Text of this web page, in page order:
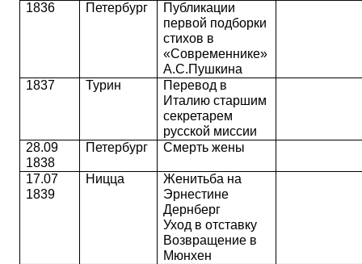
1836
Петербург
Публикации
первой подборки
стихов в
«Современнике»
А.С.Пушкина
1837
Турин
Перевод в
Италию старшим
секретарем
русской миссии
28.09
1838
Петербург Смерть жены
17.07
1839
Ницца
Женитьба на
Эрнестине
Дернберг
Уход в отставку
Возвращение в
Мюнхен